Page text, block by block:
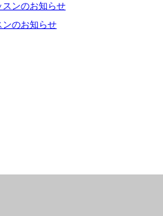
スンのお知らせ
のお知らせ